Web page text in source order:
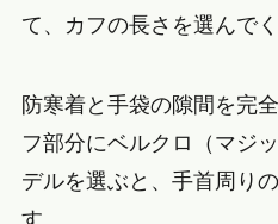
て、カフの長さを選んでく
防寒着と手袋の隙間を完
フ部分にベルクロ（マジ
デルを選ぶと、手首周り